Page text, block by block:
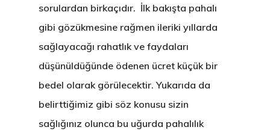
sorulardan birkaçıdır. İlk bakışta pahalı
gibi gözükmesine rağmen ileriki yıllarda
sağlayacağı rahatlık ve faydaları
düşünüldüğünde ödenen ücret küçük bir
bedel olarak görülecektir. Yukarıda da
belirttiğimiz gibi söz konusu sizin
sağlığınız olunca bu uğurda pahalılık